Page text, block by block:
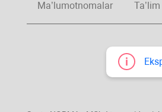
Ma’lumotnomalar Ta’lim